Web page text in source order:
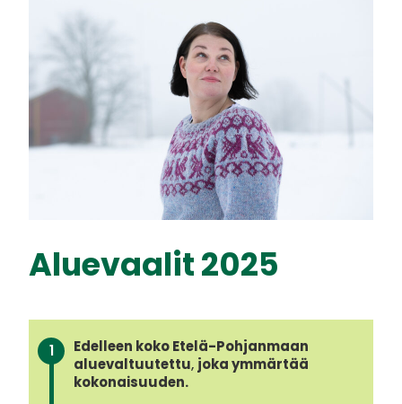
Aluevaalit 2025
Edelleen koko Etelä-Pohjanmaan
aluevaltuutettu, joka ymmärtää
kokonaisuuden.